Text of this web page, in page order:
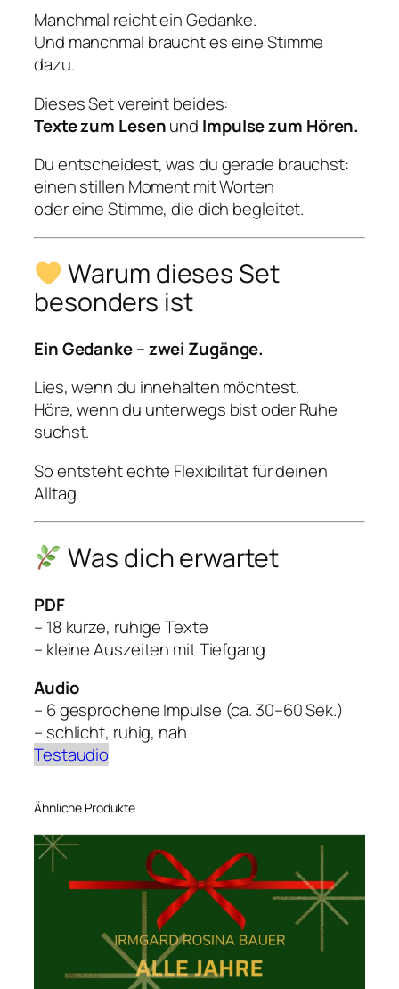
e
t
(
D
F
A
u
d
i
o
)
M
n
e
Manchmal reicht ein Gedanke.
Und manchmal braucht es eine Stimme
dazu.
Dieses Set vereint beides:
Texte zum Lesenund Impulse zum Hören.
Du entscheidest, was du gerade brauchst:
einen stillen Moment mit Worten
oder eine Stimme, die dich begleitet.
Warum dieses Set
besonders ist
Ein Gedanke – zwei Zugänge.
Lies, wenn du innehalten möchtest.
Höre, wenn du unterwegs bist oder Ruhe
suchst.
So entsteht echte Flexibilität für deinen
Alltag.
Was dich erwartet
PDF
– 18 kurze, ruhige Texte
– kleine Auszeiten mit Tiefgang
Audio
– 6 gesprochene Impulse (ca. 30–60 Sek.)
– schlicht, ruhig, nah
Testaudio
Ähnliche Produkte